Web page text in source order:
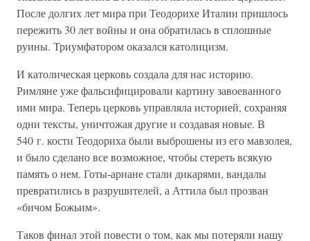
После долгих лет мира при Теодорихе Италии пришлось
пережить 30 лет войны и она обратилась в сплошные
руины. Триумфатором оказался католицизм.
И католическая церковь создала для нас историю.
Римляне уже фальсифицировали картину завоеванного
ими мира. Теперь церковь управляла историей, сохраняя
одни тексты, уничтожая другие и создавая новые. В
540 г. кости Теодориха были выброшены из его мавзолея,
и было сделано все возможное, чтобы стереть всякую
память о нем. Готы-ариане стали дикарями, вандалы
превратились в разрушителей, а Аттила был прозван
«бичом Божьим».
Таков финал этой повести о том, как мы потеряли нашу